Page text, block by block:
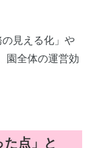
見える化」や
園全体の運営効
点」と